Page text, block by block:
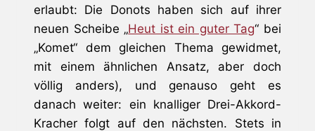
erlaubt: Die Donots haben sich auf ihrer
neuen Scheibe „Heut ist ein guter Tag“ bei
„Komet“ dem gleichen Thema gewidmet,
mit einem ähnlichen Ansatz, aber doch
völlig anders), und genauso geht es
danach weiter: ein knalliger Drei-Akkord-
Kracher folgt auf den nächsten. Stets in